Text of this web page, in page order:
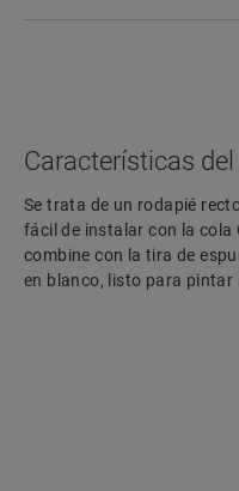
Características
Se trata de un rodapié
fácil de instalar con la cola
combine con la tira de
en blanco, listo para pintar